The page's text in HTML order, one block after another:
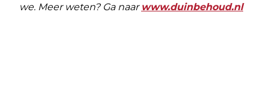
we. Meer weten? Ga naar www.duinbehoud.nl